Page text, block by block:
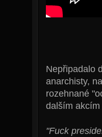
Nepřipadalo
anarchisty,
rozehnané
dalším akcím
"Fuck